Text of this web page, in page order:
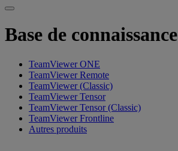
Base de connaissance
TeamViewer ONE
TeamViewer Remote
TeamViewer (Classic)
TeamViewer Tensor
TeamViewer Tensor (Classic)
TeamViewer Frontline
Autres produits